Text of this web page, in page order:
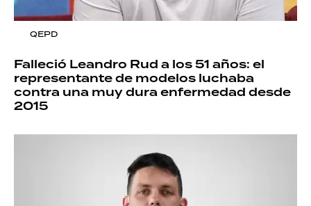
QEPD
Falleció Leandro Rud a los 51 años: el
representante de modelos luchaba
contra una muy dura enfermedad desde
2015